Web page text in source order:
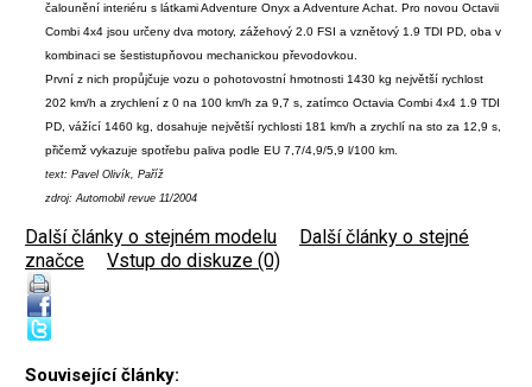
čalounění interiéru s látkami Adventure Onyx a Adventure Achat. Pro novou Octavii
Combi 4x4 jsou určeny dva motory, zážehový 2.0 FSI a vznětový 1.9 TDI PD, oba v
kombinaci se šestistupňovou mechanickou převodovkou.
První z nich propůjčuje vozu o pohotovostní hmotnosti 1430 kg největší rychlost
202 km/h a zrychlení z 0 na 100 km/h za 9,7 s, zatímco Octavia Combi 4x4 1.9 TDI
PD, vážící 1460 kg, dosahuje největší rychlosti 181 km/h a zrychlí na sto za 12,9 s,
přičemž vykazuje spotřebu paliva podle EU 7,7/4,9/5,9 l/100 km.
text: Pavel Olivík, Paříž
zdroj: Automobil revue 11/2004
Další články o stejném modelu
Další články o stejné
značce
Vstup do diskuze (0)
Související články: